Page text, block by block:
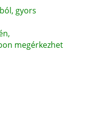
gyors
megérkezhet